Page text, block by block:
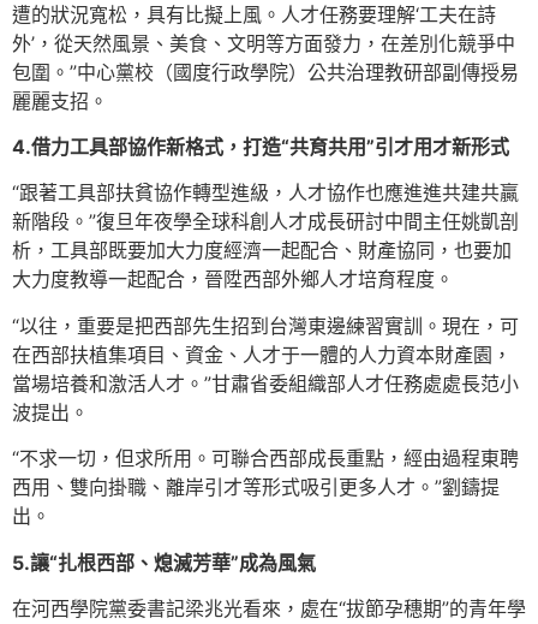
遭的狀況寬松，具有比擬上風。人才任務要理解‘工夫在詩
外’，從天然風景、美食、文明等方面發力，在差別化競爭中
包圍。”中心黨校（國度行政學院）公共治理教研部副傳授易
麗麗支招。
4.借力工具部協作新格式，打造“共育共用”引才用才新形式
“跟著工具部扶貧協作轉型進級，人才協作也應進進共建共贏
新階段。”復旦年夜學全球科創人才成長研討中間主任姚凱剖
析，工具部既要加大力度經濟一起配合、財產協同，也要加
大力度教導一起配合，晉陞西部外鄉人才培育程度。
“以往，重要是把西部先生招到台灣東邊練習實訓。現在，可
在西部扶植集項目、資金、人才于一體的人力資本財產園，
當場培養和激活人才。”甘肅省委組織部人才任務處處長范小
波提出。
“不求一切，但求所用。可聯合西部成長重點，經由過程東聘
西用、雙向掛職、離岸引才等形式吸引更多人才。”劉鑄提
出。
5.讓“扎根西部、熄滅芳華”成為風氣
在河西學院黨委書記梁兆光看來，處在“拔節孕穗期”的青年學